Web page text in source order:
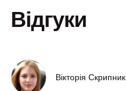
Відгуки
Вікторія Скрипник